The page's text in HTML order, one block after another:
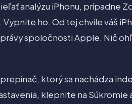
analýzu iPhonu, prípadne
ho. Od tej chvíle váš
spoločnosti Apple. Nič
ktorý sa nachádza
klepnite na